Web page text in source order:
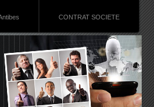
CONTRAT SOCIETE
RSS